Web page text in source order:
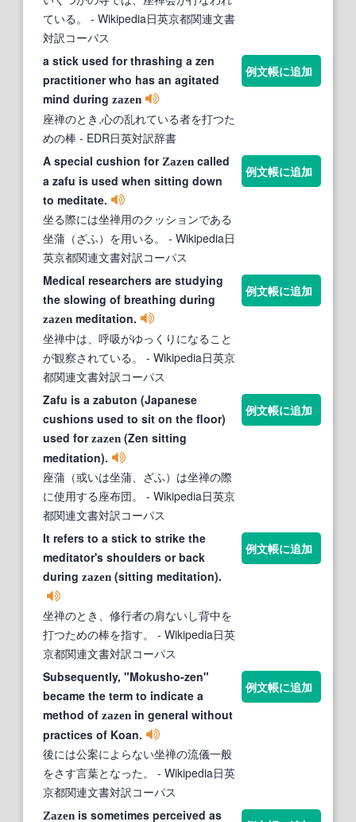
ている。
- Wikipedia日英京都関連文書
対訳コーパス
a stick used for thrashing a zen
practitioner who has an agitated
mind during zazen
座禅のとき,心の乱れている者を打つた
めの棒 - EDR日英対訳辞書
例文帳に追加
A special cushion for Zazen called
a zafu is used when sitting down
to meditate.
坐る際には坐禅用のクッションである
坐蒲（ざふ）を用いる。
- Wikipedia日
英京都関連文書対訳コーパス
例文帳に追加
Medical researchers are studying
the slowing of breathing during
zazen meditation.
坐禅中は、呼吸がゆっくりになること
が観察されている。
- Wikipedia日英京
都関連文書対訳コーパス
例文帳に追加
Zafu is a zabuton (Japanese
cushions used to sit on the floor)
used forzazen (Zen sitting
meditation).
座蒲（或いは坐蒲、ざふ）は坐禅の際
に使用する座布団。
- Wikipedia日英京
都関連文書対訳コーパス
例文帳に追加
It refers to a stick to strike the
meditator's shoulders or back
during zazen (sitting meditation).
坐禅のとき、修行者の肩ないし背中を
打つための棒を指す。
- Wikipedia日英
京都関連文書対訳コーパス
例文帳に追加
Subsequently, "Mokusho-zen"
became the term to indicate a
method of zazen in general without
practices of Koan.
後には公案によらない坐禅の流儀一般
をさす言葉となった。
- Wikipedia日英
京都関連文書対訳コーパス
例文帳に追加
Zazen is sometimes perceived as